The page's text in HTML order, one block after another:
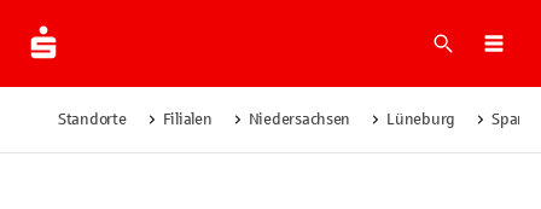
Suche
Standorte Filialen Niedersachsen Lüneburg